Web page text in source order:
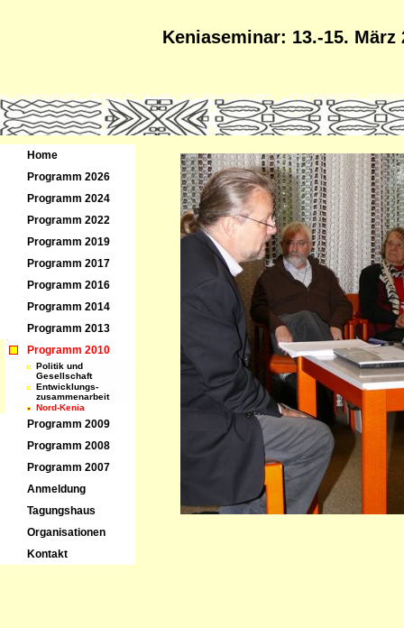
Keniaseminar: 13.-15. März
Home
Programm 2026
Programm 2024
Programm 2022
Programm 2019
Programm 2017
Programm 2016
Programm 2014
Programm 2013
Programm 2010
Politik und
Gesellschaft
Entwicklungs-
zusammenarbeit
Nord-Kenia
Programm 2009
Programm 2008
Programm 2007
Anmeldung
Tagungshaus
Organisationen
Kontakt